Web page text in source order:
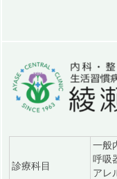
診療科目
一般
呼吸
アレ